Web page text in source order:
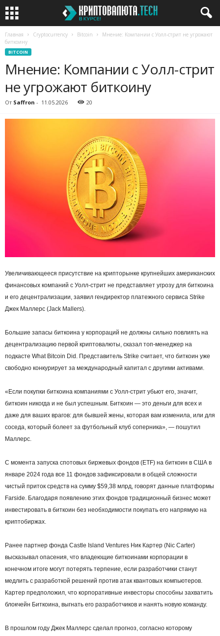
Главная Cryptocurrency Bitcoin
Мнение: Компании с Уолл-стрит не угрожают
биткоину
BITCOIN
Мнение: Компании с Уолл-стрит
не угрожают биткоину
От Saffron - 11.05.2026 20
Увеличивающееся присутствие на крипторынке крупнейших американских
финансовых компаний с Уолл-стрит не представляет угрозу для биткоина
и его децентрализации, заявил гендиректор платежного сервиса Strike
Джек Маллерс (Jack Mallers).
Большие запасы биткоина у корпораций не должны сильно повлиять на
децентрализацию первой криптовалюты, сказал топ-менеджер на
подкасте What Bitcoin Did. Представитель Strike считает, что биткоин уже
свободно конкурирует за международный капитал с другими активами.
«Если покупки биткоина компаниями с Уолл-стрит убьют его, значит,
биткоин никогда и не был успешным. Биткоин — это деньги для всех и
даже для ваших врагов: для бывшей жены, которая вам изменила, или для
соседа, который болеет за футбольный клуб соперника», — пошутил
Маллерс.
С момента запуска спотовых биржевых фондов (ETF) на биткоин в США в
январе 2024 года все 11 фондов зафиксировали в общей сложности
чистый приток средств на сумму $59,38 млрд, говорят данные платформы
Farside. Благодаря появлению этих фондов традиционный бизнес может
инвестировать в биткоин без необходимости покупать его напрямую на
криптобиржах.
Ранее партнер фонда Castle Island Ventures Ник Картер (Nic Carter)
высказывал опасения, что владеющие биткоинами корпорации в
конечном итоге могут потерять терпение, если разработчики станут
медлить с разработкой решений против атак квантовых компьютеров.
Картер предположил, что корпоративные инвесторы способны захватить
блокчейн Биткоина, выгнать его разработчиков и нанять новую команду.
В прошлом году Джек Маллерс сделал прогноз, согласно которому